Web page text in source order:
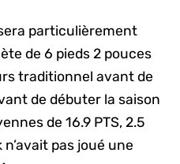
particulièrement
de 6 pieds 2 pouces
traditionnel avant de
de débuter la saison
de 16.9 PTS, 2.5
n’avait pas joué une